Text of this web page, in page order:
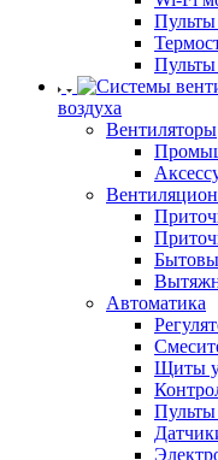
Пульты
воздуха
Вентиляторы
Автоматика
Щиты
Пульты